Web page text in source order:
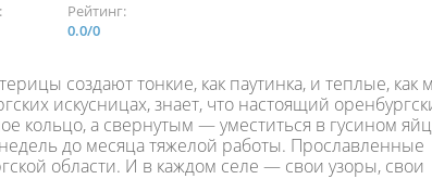
Рейтинг:
0.0/0
создают тонкие, как паутинка, и теплые, как
искусницах, знает, что настоящий
кольцо, а свернутым — уместиться в гусином
недель до месяца тяжелой работы. Прославленные
области. И в каждом селе — свои узоры, свои